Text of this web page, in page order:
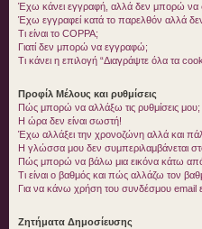
Έχω κάνει εγγραφή, αλλά δεν μπορώ να
Έχω εγγραφεί κατά το παρελθόν αλλά
Τι είναι το COPPA;
Γιατί δεν μπορώ να εγγραφώ;
Τι κάνει η επιλογή “Διαγράψτε όλα τα
Προφίλ Μέλους και ρυθμίσεις
Πώς μπορώ να αλλάξω τις ρυθμίσεις μου;
Η ώρα δεν είναι σωστή!
Έχω αλλάξει την χρονοζώνη αλλά και
Η γλώσσα μου δεν συμπεριλαμβάνεται
Πώς μπορώ να βάλω μια εικόνα κάτω
Τι είναι ο βαθμός και πώς αλλάζω τον
Για να κάνω χρήση του συνδέσμου email
Ζητήματα Δημοσίευσης